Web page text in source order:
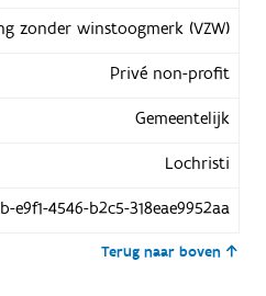
zonder winstoogmerk (VZW)
Privé non-profit
Gemeentelijk
Lochristi
e9f1-4546-b2c5-318eae9952aa
Terug naar boven